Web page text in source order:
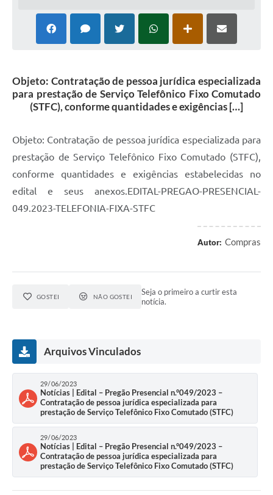
Objeto: Contratação de pessoa jurídica especializada
para prestação de Serviço Telefônico Fixo Comutado
(STFC), conforme quantidades e exigências […]
Objeto: Contratação de pessoa jurídica especializada para
prestação de Serviço Telefônico Fixo Comutado (STFC),
conforme quantidades e exigências estabelecidas no
edital e seus anexos.EDITAL-PREGAO-PRESENCIAL-
049.2023-TELEFONIA-FIXA-STFC
Autor: Compras
GOSTEI NÃO GOSTEI
Seja o primeiro a curtir esta
notícia.
Arquivos Vinculados
29/06/2023
Notícias | Edital – Pregão Presencial n.°049/2023 –
Contratação de pessoa jurídica especializada para
prestação de Serviço Telefônico Fixo Comutado (STFC)
29/06/2023
Notícias | Edital – Pregão Presencial n.°049/2023 –
Contratação de pessoa jurídica especializada para
prestação de Serviço Telefônico Fixo Comutado (STFC)